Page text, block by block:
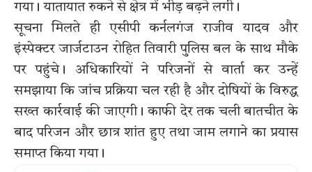
गया। यातायात रुकने से क्षेत्र में भीड़ बढ़ने लगी।
सूचना मिलते ही एसीपी कर्नलगंज राजीव यादव और
इंस्पेक्टर जार्जटाउन रोहित तिवारी पुलिस बल के साथ मौके
पर पहुंचे। अधिकारियों ने परिजनों से वार्ता कर उन्हें
समझाया कि जांच प्रक्रिया चल रही है और दोषियों के विरुद्ध
सख्त कार्रवाई की जाएगी। काफी देर तक चली बातचीत के
बाद परिजन और छात्र शांत हुए तथा जाम लगाने का प्रयास
समाप्त किया गया।